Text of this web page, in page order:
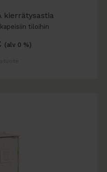
kierrätysastia
tiloihin
(alv 0 %)